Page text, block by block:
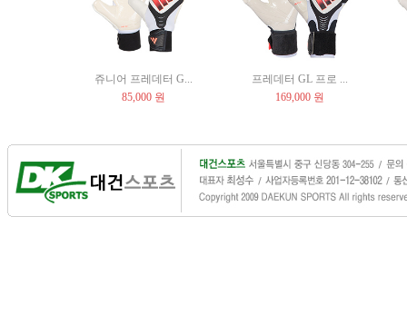
쥬니어 프레데터 G...
85,000 원
프레데터 GL 프로 ...
169,000 원